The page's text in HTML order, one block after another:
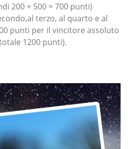
200 + 500 = 700 punti)
terzo, al quarto e al
punti per il vincitore assoluto
1200 punti).